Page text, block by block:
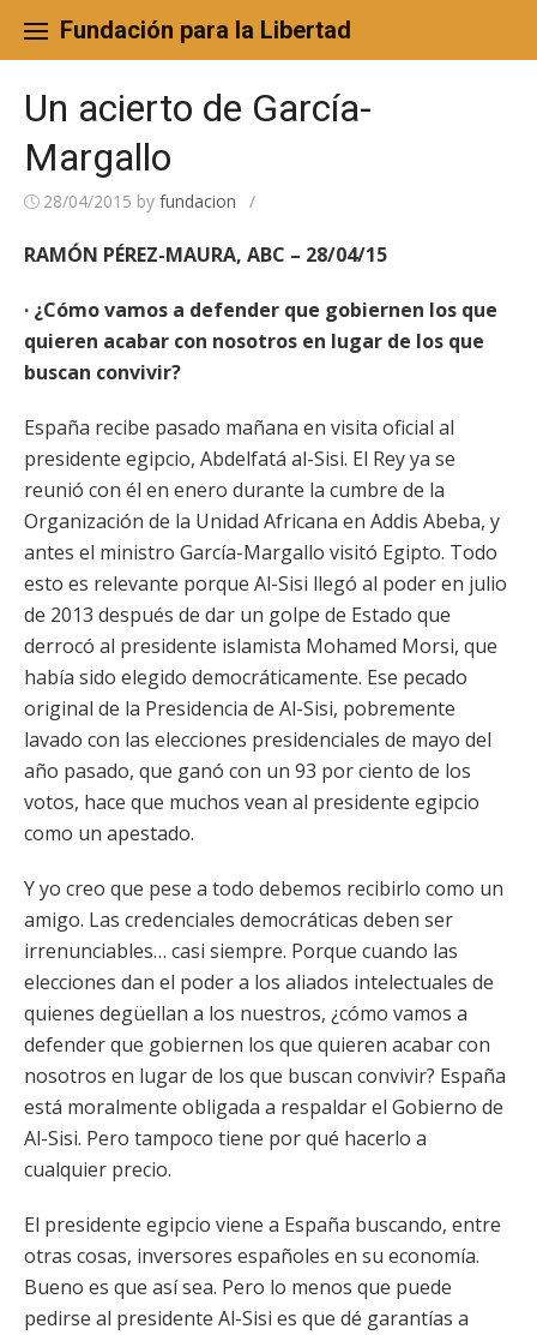
content
Fundación para la Libertad
Un acierto de García-
Margallo
28/04/2015 by fundacion /
RAMÓN PÉREZ-MAURA, ABC – 28/04/15
· ¿Cómo vamos a defender que gobiernen los que
quieren acabar con nosotros en lugar de los que
buscan convivir?
España recibe pasado mañana en visita oficial al
presidente egipcio, Abdelfatá al-Sisi. El Rey ya se
reunió con él en enero durante la cumbre de la
Organización de la Unidad Africana en Addis Abeba, y
antes el ministro García-Margallo visitó Egipto. Todo
esto es relevante porque Al-Sisi llegó al poder en julio
de 2013 después de dar un golpe de Estado que
derrocó al presidente islamista Mohamed Morsi, que
había sido elegido democráticamente. Ese pecado
original de la Presidencia de Al-Sisi, pobremente
lavado con las elecciones presidenciales de mayo del
año pasado, que ganó con un 93 por ciento de los
votos, hace que muchos vean al presidente egipcio
como un apestado.
Y yo creo que pese a todo debemos recibirlo como un
amigo. Las credenciales democráticas deben ser
irrenunciables… casi siempre. Porque cuando las
elecciones dan el poder a los aliados intelectuales de
quienes degüellan a los nuestros, ¿cómo vamos a
defender que gobiernen los que quieren acabar con
nosotros en lugar de los que buscan convivir? España
está moralmente obligada a respaldar el Gobierno de
Al-Sisi. Pero tampoco tiene por qué hacerlo a
cualquier precio.
El presidente egipcio viene a España buscando, entre
otras cosas, inversores españoles en su economía.
Bueno es que así sea. Pero lo menos que puede
pedirse al presidente Al-Sisi es que dé garantías a